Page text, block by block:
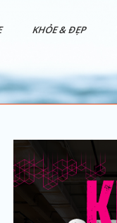
KHỎE & ĐẸP